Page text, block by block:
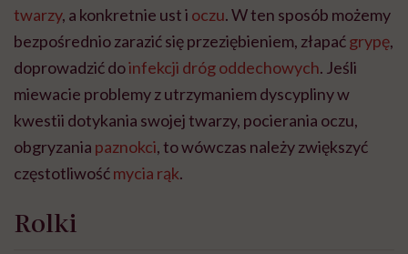
twarzy, a konkretnie ust i oczu. W ten sposób możemy
bezpośrednio zarazić się przeziębieniem, złapaćgrypę,
doprowadzić doinfekcji dróg oddechowych. Jeśli
miewacie problemy z utrzymaniem dyscypliny w
kwestii dotykania swojej twarzy, pocierania oczu,
obgryzania paznokci, to wówczas należy zwiększyć
częstotliwośćmycia rąk.
Rolki